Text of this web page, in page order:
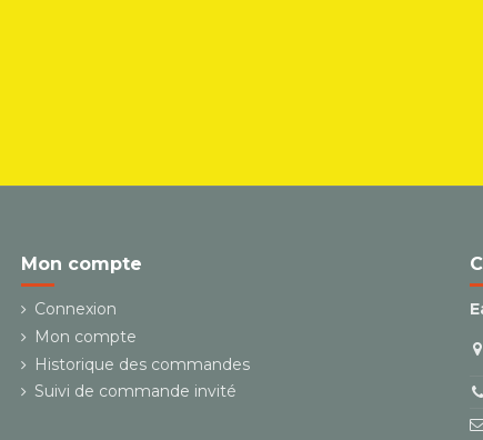
Mon compte
Connexion
Mon compte
Historique des commandes
Suivi de commande invité